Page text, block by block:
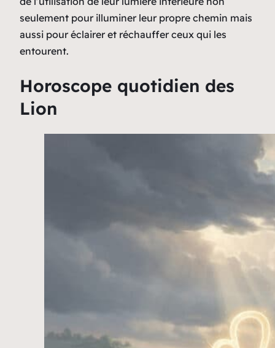
seulement pour illuminer leur propre chemin mais
aussi pour éclairer et réchauffer ceux qui les
entourent.
Horoscope quotidien des
Lion